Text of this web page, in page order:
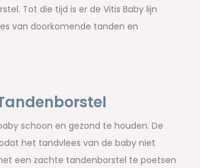
Tot die tijd is er de Vitis Baby lijn
van doorkomende tanden en
schoon en gezond te houden. De
het tandvlees van de baby niet
een zachte tandenborstel te poetsen